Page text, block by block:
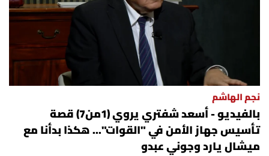
نجم الهاشم
بالفيديو - أسعد شفتري يروي (1من7) قصة
تأسيس جهاز الأمن في "القوات"... هكذا بدأنا مع
ميشال يارد وجوني عبدو